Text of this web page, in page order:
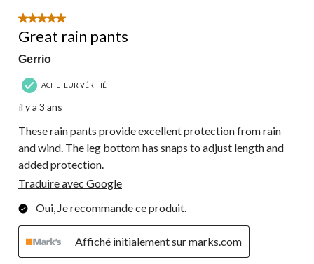
5 étoile(s) sur 5.
Great rain pants
Gerrio
ACHETEUR VÉRIFIÉ
il y a 3 ans
These rain pants provide excellent protection from rain
and wind. The leg bottom has snaps to adjust length and
added protection.
Traduire avec Google
Oui, Je recommande ce produit.
Affiché initialement sur marks.com